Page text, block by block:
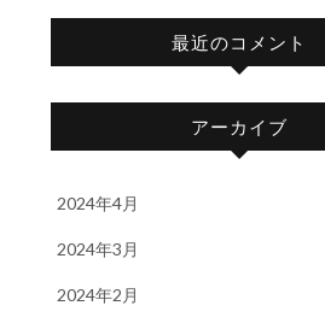
最近のコメント
アーカイブ
2024年4月
2024年3月
2024年2月